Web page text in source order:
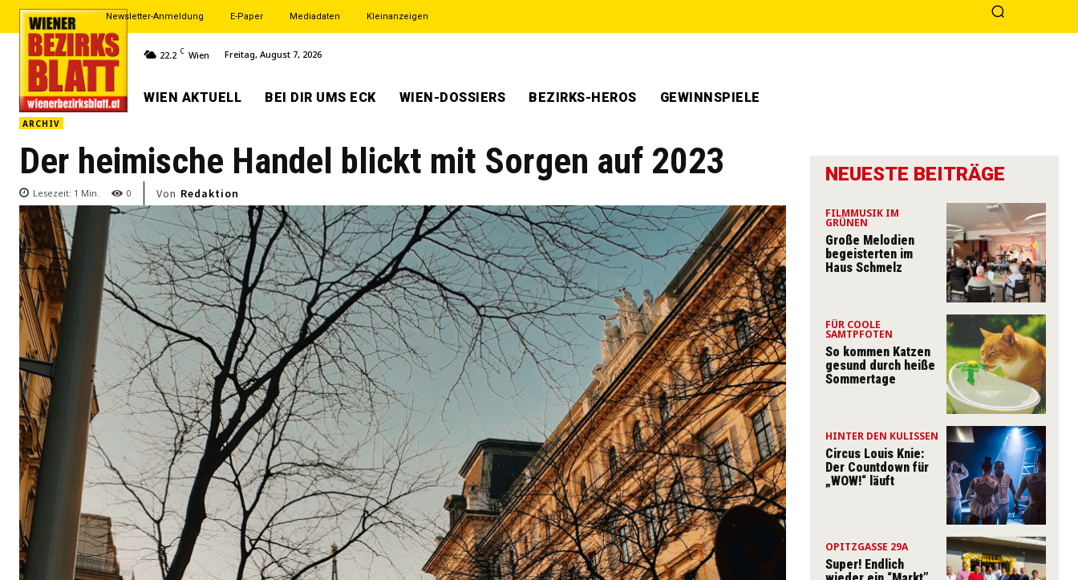
Newsletter-Anmeldung E-Paper Mediadaten Kleinanzeigen
22.2 C Wien Freitag, August 7, 2026
WIEN AKTUELL BEI DIR UMS ECK WIEN-DOSSIERS BEZIRKS-HEROS GEWINNSPIELE
ARCHIV
Der heimische Handel blickt mit Sorgen auf 2023
Lesezeit: 1 Min. 0 Von Redaktion
NEUESTE BEITRÄGE
FILMMUSIK IM
GRÜNEN
Große Melodien
begeisterten im
Haus Schmelz
FÜR COOLE
SAMTPFOTEN
So kommen Katzen
gesund durch heiße
Sommertage
HINTER DEN KULISSEN
Circus Louis Knie:
Der Countdown für
„WOW!“ läuft
OPITZGASSE 29A
Super! Endlich